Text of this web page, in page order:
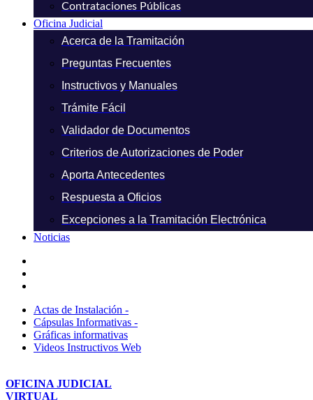
Contrataciones Públicas
Oficina Judicial
Acerca de la Tramitación
Preguntas Frecuentes
Instructivos y Manuales
Trámite Fácil
Validador de Documentos
Criterios de Autorizaciones de Poder
Aporta Antecedentes
Respuesta a Oficios
Excepciones a la Tramitación Electrónica
Noticias
Actas de Instalación -
Cápsulas Informativas -
Gráficas informativas
Videos Instructivos Web
OFICINA JUDICIAL
VIRTUAL